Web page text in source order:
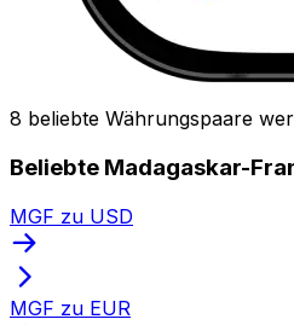
8 beliebte Währungspaare
Beliebte Madagaskar-
MGF zu USD
MGF zu EUR